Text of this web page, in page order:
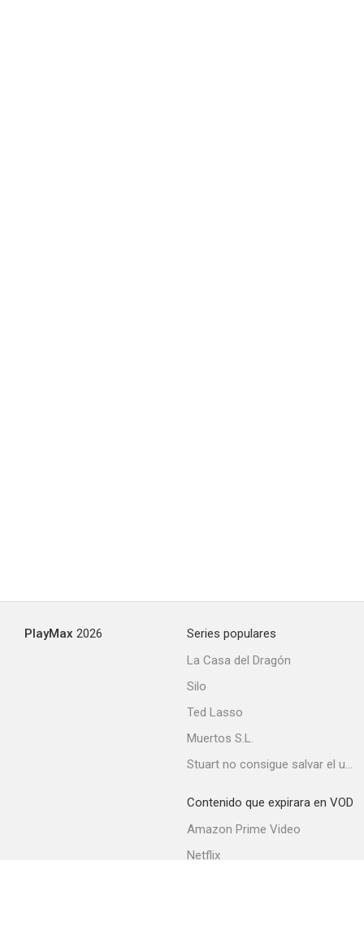
PlayMax 2026
Series populares
La Casa del Dragón
Silo
Ted Lasso
Muertos S.L.
Stuart no consigue salvar el universo
Contenido que expirara en VOD
Amazon Prime Video
Netflix